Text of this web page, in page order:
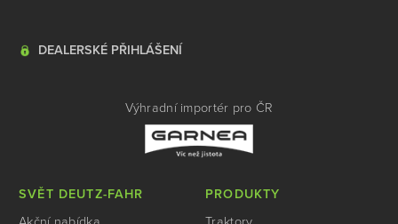
DEALERSKÉ PŘIHLÁŠENÍ
Výhradní importér pro ČR
SVĚT DEUTZ-FAHR
PRODUKTY